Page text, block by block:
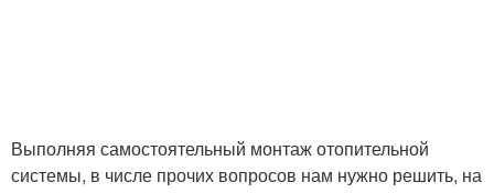
Выполняя самостоятельный монтаж отопительной
системы, в числе прочих вопросов нам нужно решить, на